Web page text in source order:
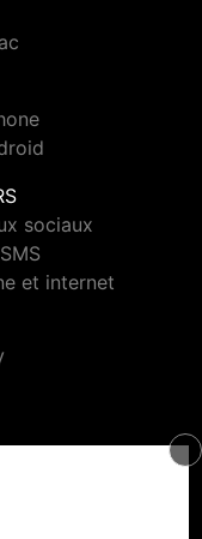
sociaux
et internet